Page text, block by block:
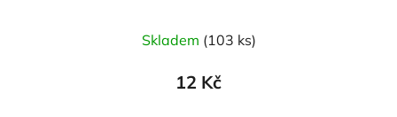
Skladem (103 ks)
12 Kč